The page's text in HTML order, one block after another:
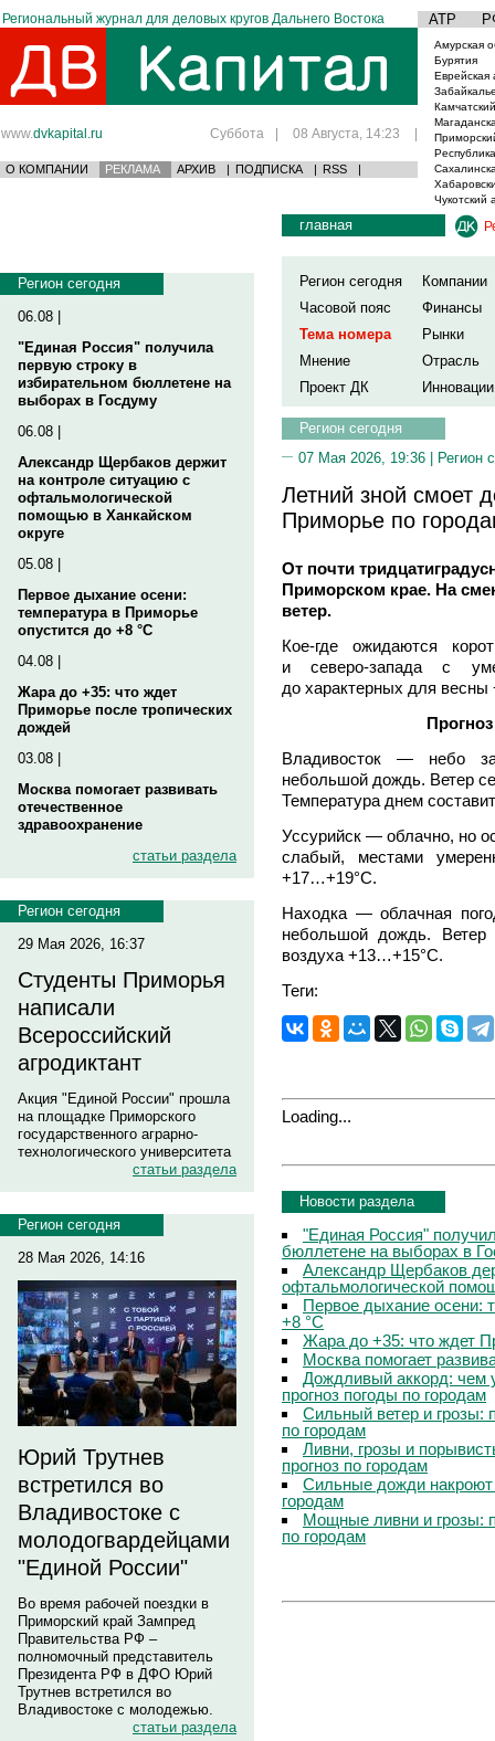
Региональный журнал для деловых кругов Дальнего Востока АТР
www.dvkapital.ru Суббота | 08 Августа, 14:23 |
О КОМПАНИИ РЕКЛАМА АРХИВ | ПОДПИСКА | RSS |
Амурская
Бурятия
Еврейская
Чукотский
Регион сегодня
06.08 |
"Единая Россия" получила
первую строку в
избирательном бюллетене на
выборах в Госдуму
06.08 |
Александр Щербаков держит
на контроле ситуацию с
офтальмологической
помощью в Ханкайском
округе
05.08 |
Первое дыхание осени:
температура в Приморье
опустится до +8 °C
04.08 |
Жара до +35: что ждет
Приморье после тропических
дождей
03.08 |
Москва помогает развивать
отечественное
здравоохранение
статьи раздела
Регион сегодня
29 Мая 2026, 16:37
Студенты Приморья
написали
Всероссийский
агродиктант
Акция "Единой России" прошла
на площадке Приморского
государственного аграрно-
технологического университета
статьи раздела
Регион сегодня
28 Мая 2026, 14:16
Юрий Трутнев
встретился во
Владивостоке с
молодогвардейцами
"Единой России"
Во время рабочей поездки в
Приморский край Зампред
Правительства РФ –
полномочный представитель
Президента РФ в ДФО Юрий
Трутнев встретился во
Владивостоке с молодежью.
статьи раздела
главная
Регион сегодня
Компании
Часовой пояс
Финансы
Тема номера
Рынки
Мнение
Отрасль
Проект ДК
Инновации
Регион сегодня
07 Мая 2026, 19:36 | Регион
Летний зной смоет
Приморье по
От почти
Приморском крае. На
ветер.
Кое-где ожидаются
и северо-запада с
до характерных для
Владивосток — небо
небольшой дождь. Ветер
Температура днем
Уссурийск — облачно, но
слабый, местами
+17…+19°С.
Находка — облачная
небольшой дождь. Ветер
воздуха +13…+15°С.
Теги:
Loading...
Новости раздела
"Единая Россия"
бюллетене на выборах в
Александр Щербаков
офтальмологической
Первое дыхание осени:
+8 °C
Жара до +35: что ждет
Москва помогает
Дождливый аккорд: чем
прогноз погоды по городам
Сильный ветер и грозы:
по городам
Ливни, грозы и
прогноз по городам
Сильные дожди
городам
Мощные ливни и грозы:
по городам